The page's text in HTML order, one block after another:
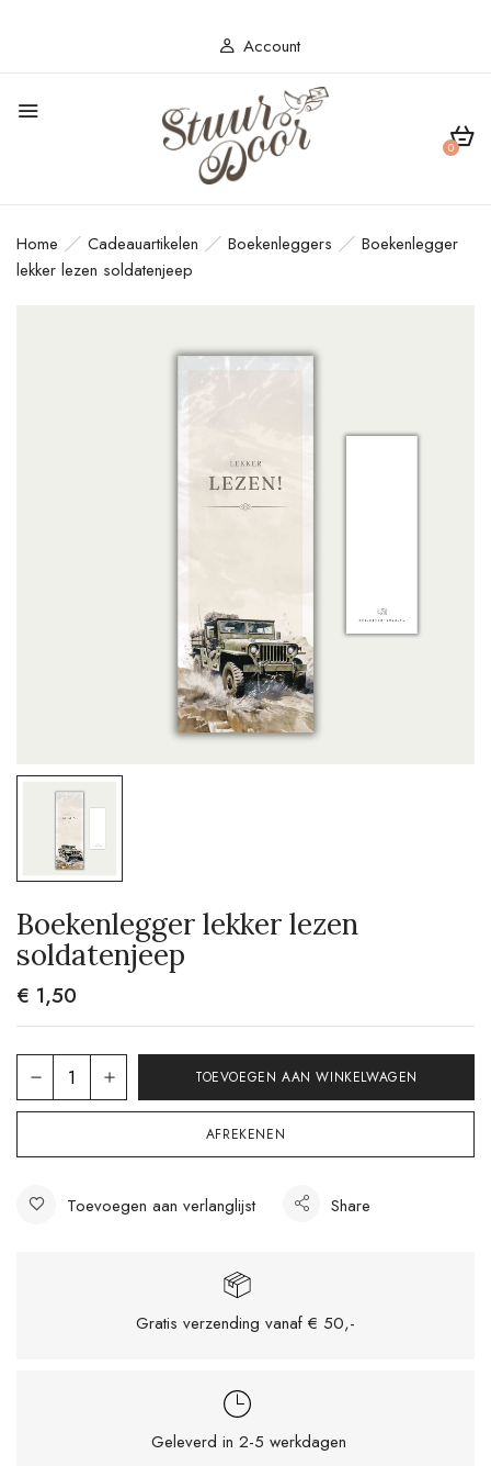
Account
0
Home Cadeauartikelen Boekenleggers
Boekenlegger
lekker lezen soldatenjeep
Boekenlegger lekker lezen
soldatenjeep
€ 1,50
TOEVOEGEN AAN WINKELWAGEN
AFREKENEN
Toevoegen aan verlanglijst Share
Gratis verzending vanaf € 50,-
Geleverd in 2-5 werkdagen